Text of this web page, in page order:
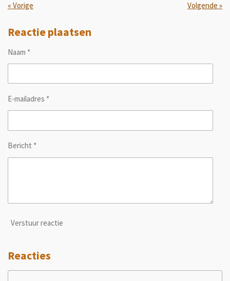
« Vorige Volgende »
Reactie plaatsen
Naam *
E-mailadres *
Bericht *
Verstuur reactie
Reacties